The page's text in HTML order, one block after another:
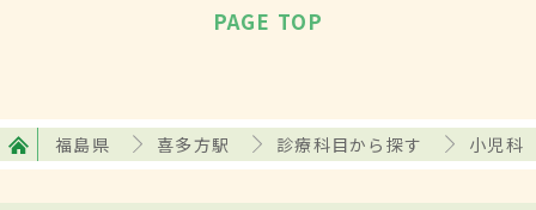
PAGE TOP
福島県 喜多方駅 診療科目から探す 小児科